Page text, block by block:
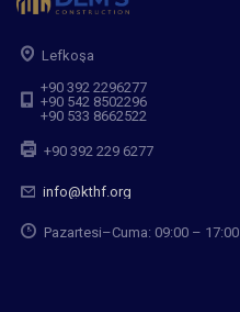
Lefkoşa
+90 392 2296277
+90 542 8502296
+90 533 8662522
+90 392 229 6277
info@kthf.org
Pazartesi–Cuma: 09:00 – 17:00